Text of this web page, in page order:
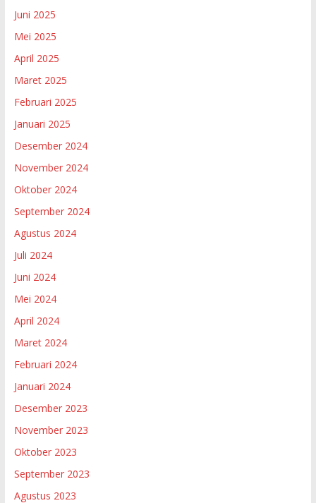
Juni 2025
Mei 2025
April 2025
Maret 2025
Februari 2025
Januari 2025
Desember 2024
November 2024
Oktober 2024
September 2024
Agustus 2024
Juli 2024
Juni 2024
Mei 2024
April 2024
Maret 2024
Februari 2024
Januari 2024
Desember 2023
November 2023
Oktober 2023
September 2023
Agustus 2023